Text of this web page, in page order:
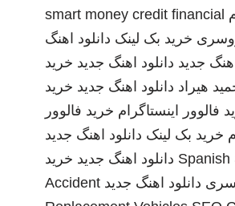
smart money credit financial
خرید بک لینک دانلود اهنگ
جدید دانلود اهنگ جدید خرید
هیراد دانلود اهنگ جدید خرید
فالوور اینستاگرام خرید فالوور
خرید بک لینک دانلود اهنگ جدید
Spanish دانلود اهنگ جدید خرید
دانلود اهنگ جدید Accident